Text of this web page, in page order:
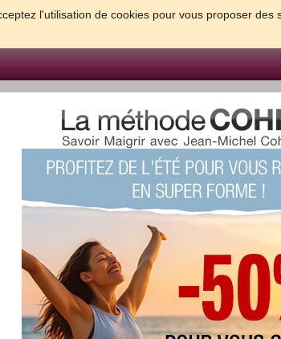
l'utilisation de cookies pour vous proposer des
FORME & SANTE PSYCHO & TESTS
meilleures solutions pour maigrir et